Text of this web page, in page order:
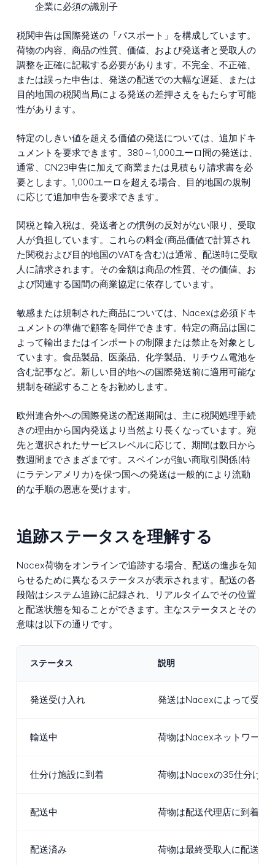
企業に必須の識別子
税関申告は国際発送の「パスポート」を構成しています。
荷物の内容、商品の性質、価値、および発送者と受取人の
調整を正確に記載する必要があります。不完全、不正確、
または誤った申告は、発送の配送での大幅な遅延、または
目的地国の税関当局による発送の差押さえをもたらす可能
性があります。
特定のしきい値を超える価値の発送については、追加ドキ
ュメントを要求できます。380～1,000ユーロ間の発送は、
通常、CN23申告に加えて商業または見積もり請求書を必
要とします。1,000ユーロを超える場合、目的地国の規制
に応じて追加申告を要求できます。
関税と輸入税は、発送者との慣例の反対がない限り、受取
人が負担しています。これらの料金(商品価値で計算され
た関税および目的地国のVATを含む)は通常、配送時に受取
人に請求されます。その金額は商品の性質、その価値、お
よび関連する国間の商業協定に依存しています。
敏感または規制された商品については、Nacexは必須ドキ
ュメントの準備で顧客を同伴できます。特定の商品は国に
よって輸出またはインポートの制限または禁止を対象とし
ています。食品製品、医薬品、化学製品、リチウム電池を
含む記事など。新しい目的地への国際発送前に適用可能な
規制を確認することをお勧めします。
欧州連合外への国際発送の配送期間は、主に税関処理手続
きの理由から国内発送より当然より長くなっています。宛
先と選択されたサービスレベルに応じて、期間は数日から
数週間までさまざまです。スペインが強い商取引関係(特
にラテンアメリカ)を保つ国への発送は一般的により流動
的な手順の恩恵を受けます。
追跡ステータスを理解する
Nacex荷物をオンラインで追跡する場合、配送の進歩を知
らせるために異なるステータスが表示されます。配送の各
段階はシステム追跡に記録され、リアルタイムでその位置
と配送状態を知ることができます。主なステータスとその
意味は以下の通りです。
ステータス 説明
発送受け入れ 発送はNacexによって受け
輸送中 荷物はNacexネットワーク
仕分け施設に到着 荷物はNacexの35仕分け拠
配送中 荷物は配送代理店に到着し
配送済み 荷物は最終受取人に配送さ